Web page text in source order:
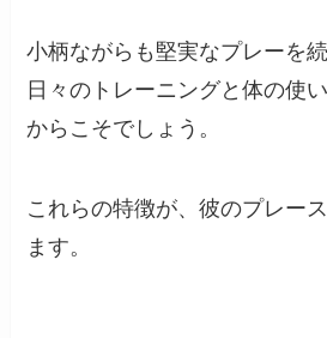
小柄ながらも堅実なプレーを
日々のトレーニングと体の使
からこそでしょう。
これらの特徴が、彼のプレー
ます。